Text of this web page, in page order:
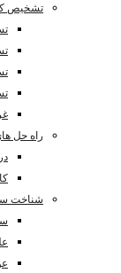
تشخیص
راه حل
شناخت